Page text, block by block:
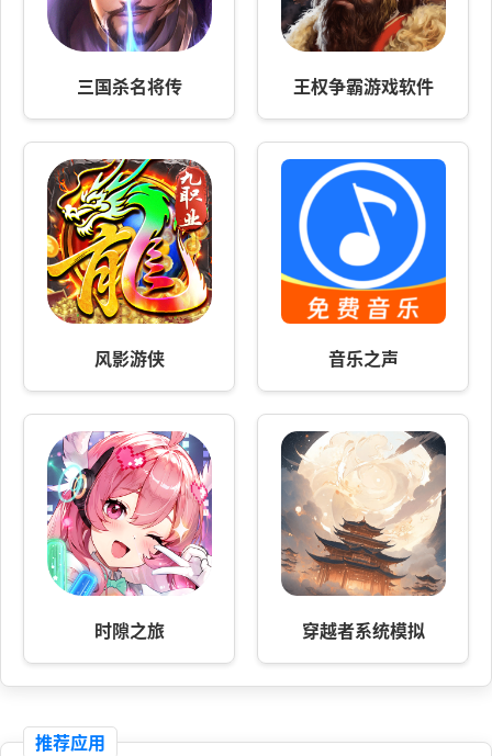
三国杀名将传 王权争霸游戏软件
风影游侠 音乐之声
时隙之旅 穿越者系统模拟
推荐应用